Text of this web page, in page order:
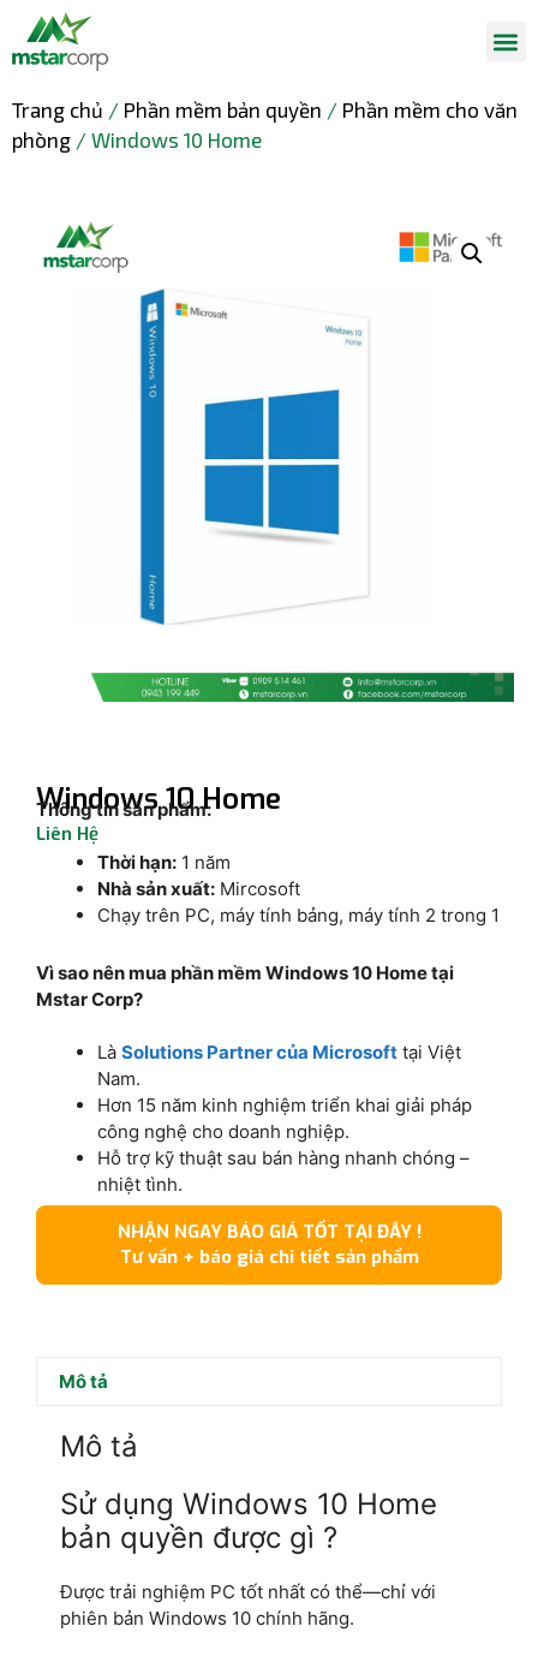
Trang chủ / Phần mềm bản quyền / Phần mềm cho văn
phòng / Windows 10 Home
Windows 10 Home
Liên Hệ
Thông tin sản phẩm:
Thời hạn: 1 năm
Nhà sản xuất: Mircosoft
Chạy trên PC, máy tính bảng, máy tính 2 trong 1
Vì sao nên mua phần mềm Windows 10 Home tại
Mstar Corp?
Là Solutions Partner của Microsoft tại Việt
Nam.
Hơn 15 năm kinh nghiệm triển khai giải pháp
công nghệ cho doanh nghiệp.
Hỗ trợ kỹ thuật sau bán hàng nhanh chóng –
nhiệt tình.
NHẬN NGAY BÁO GIÁ TỐT TẠI ĐÂY !
Tư vấn + báo giá chi tiết sản phẩm
Mô tả
Mô tả
Sử dụng Windows 10 Home
bản quyền được gì ?
Được trải nghiệm PC tốt nhất có thể—chỉ với
phiên bản Windows 10 chính hãng.